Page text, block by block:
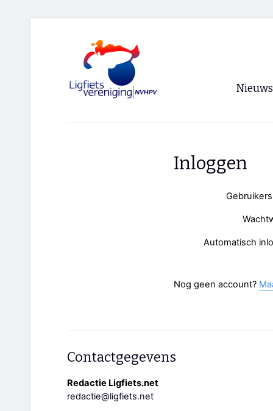
Nieuws
Inloggen
Automatisch
Nog geen account?
Contactgegevens
Redactie Ligfiets.net
redactie@ligfiets.net